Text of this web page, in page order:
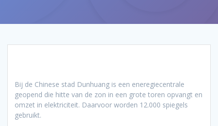
Bij de Chinese stad Dunhuang is een eneregiecentrale
geopend die hitte van de zon in een grote toren opvangt en
omzet in elektriciteit. Daarvoor worden 12.000 spiegels
gebruikt.